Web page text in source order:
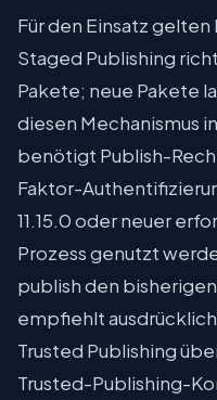
Für den Einsatz
Staged Publishing
Pakete; neue Pakete
diesen Mechanismus
benötigt Publish-
Faktor-
11.15.0 oder neuer
Prozess genutzt
publish den
empfiehlt
Trusted Publishing
Trusted-Publishing-